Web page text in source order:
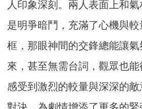
人印象深刻。兩人表面上和
是明爭暗鬥，充滿了心機與
框，那眼神間的交鋒總能讓
來，甚至無需台詞，觀眾也
感受到激烈的較量與深深的
對決，為劇情增添了更多的